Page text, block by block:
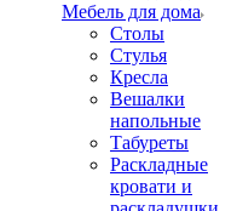
Мебель для дома
Столы
Стулья
Кресла
Вешалки
напольные
Табуреты
Раскладные
кровати и